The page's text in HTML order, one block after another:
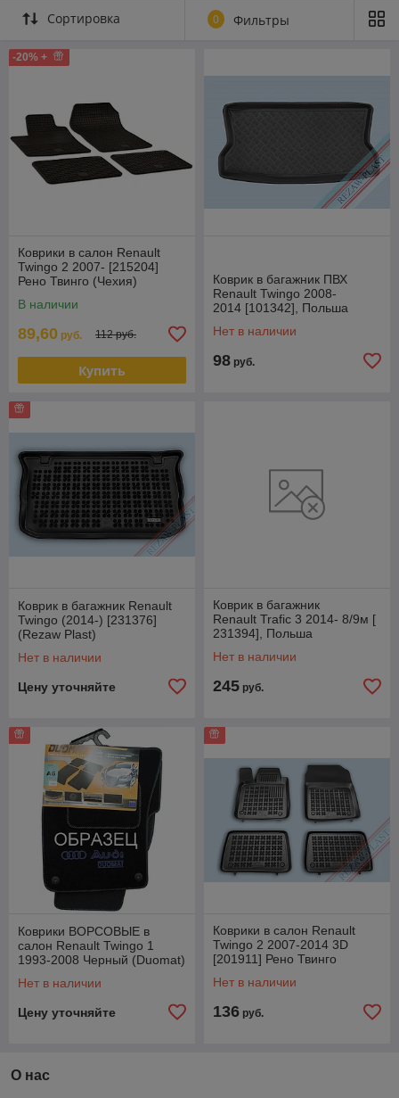
Сортировка 0 Фильтры
-20% +
Коврики в салон Renault
Twingo 2 2007- [215204]
Рено Твинго (Чехия)
В наличии
89,60 руб. 112 руб.
Купить
Коврик в багажник ПВХ
Renault Twingo 2008-
2014 [101342], Польша
Нет в наличии
98 руб.
Коврик в багажник Renault
Twingo (2014-) [231376]
(Rezaw Plast)
Нет в наличии
Цену уточняйте
Коврик в багажник
Renault Trafic 3 2014- 8/9м [
231394], Польша
Нет в наличии
245 руб.
Коврики ВОРСОВЫЕ в
салон Renault Twingo 1
1993-2008 Черный (Duomat)
Нет в наличии
Цену уточняйте
Коврики в салон Renault
Twingo 2 2007-2014 3D
[201911] Рено Твинго
Нет в наличии
136 руб.
О нас